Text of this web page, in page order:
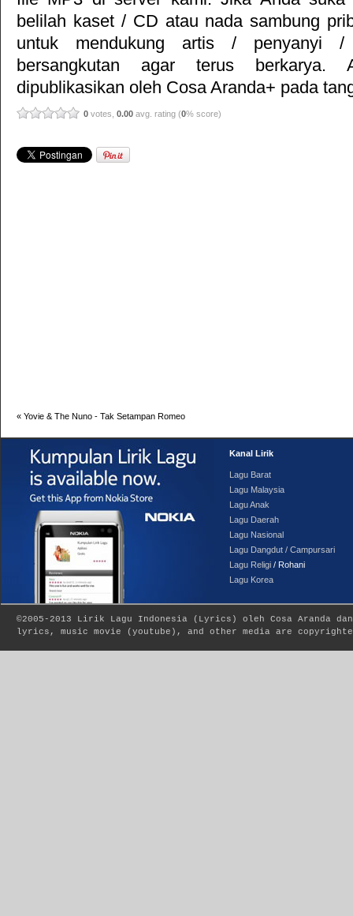
belilah kaset / CD atau nada sambung
untuk mendukung artis / penyanyi
bersangkutan agar terus berkarya.
dipublikasikan oleh Cosa Aranda+ pada
0 votes, 0.00 avg. rating (0% score)
« Yovie & The Nuno - Tak Setampan Romeo
Kanal Lirik
Lagu Barat
Lagu Malaysia
Lagu Anak
Lagu Daerah
Lagu Nasional
Lagu Dangdut / Campursari
Lagu Religi / Rohani
Lagu Korea
©2005-2013 Lirik Lagu Indonesia ( Lyrics ) oleh Cosa Aranda
lyrics, music movie (youtube), and other media are